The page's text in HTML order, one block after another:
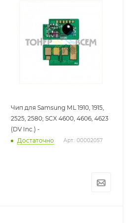
Чип для Samsung ML 1910, 1915,
2525, 2580; SCX 4600, 4606, 4623
(DV Inc.) -
Достаточно
Арт.: 00002057